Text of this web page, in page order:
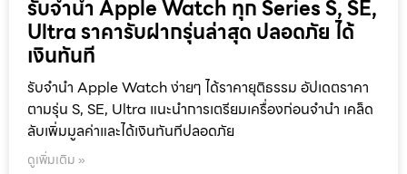
รับจำนำ Apple Watch ทุก Series S, SE,
Ultra ราคารับฝากรุ่นล่าสุด ปลอดภัย ได้
เงินทันที
รับจำนำ Apple Watch ง่ายๆ ได้ราคายุติธรรม อัปเดตราคา
ตามรุ่น S, SE, Ultra แนะนำการเตรียมเครื่องก่อนจำนำ เคล็ด
ลับเพิ่มมูลค่าและได้เงินทันทีปลอดภัย
ดูเพิ่มเติม »